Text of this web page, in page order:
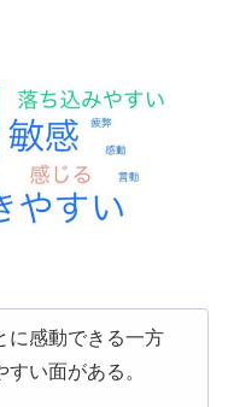
に感動できる一方
い面がある。